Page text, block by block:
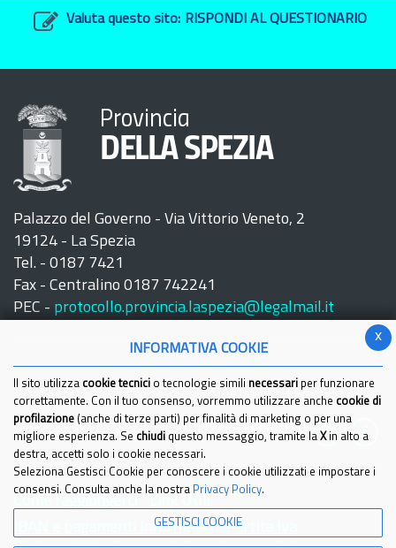
Valuta questo sito: RISPONDI AL QUESTIONARIO
Provincia
DELLA SPEZIA
Palazzo del Governo - Via Vittorio Veneto, 2
19124 - La Spezia
Tel. - 0187 7421
Fax - Centralino 0187 742241
PEC - protocollo.provincia.laspezia@legalmail.it
Seguici su:
IBAN e pagamenti informatici
Partita Iva
x
INFORMATIVA COOKIE
Il sito utilizza cookie tecnici o tecnologie simili necessari per funzionare
correttamente. Con il tuo consenso, vorremmo utilizzare anche cookie di
profilazione (anche di terze parti) per finalità di marketing o per una
migliore esperienza. Se chiudi questo messaggio, tramite la Xin alto a
destra, accetti solo i cookie necessari.
Seleziona Gestisci Cookie per conoscere i cookie utilizzati e impostare i
consensi. Consulta anche la nostra Privacy Policy.
GESTISCI COOKIE